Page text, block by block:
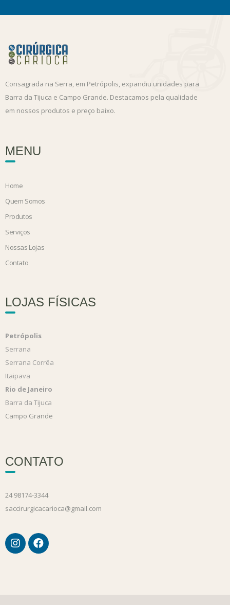
Consagrada na Serra, em Petrópolis, expandiu unidades para
Barra da Tijuca e Campo Grande. Destacamos pela qualidade
em nossos produtos e preço baixo.
MENU
Home
Quem Somos
Produtos
Serviços
Nossas Lojas
Contato
LOJAS FÍSICAS
Petrópolis
Serrana
Serrana Corrêa
Itaipava
Rio de Janeiro
Barra da Tijuca
Campo Grande
CONTATO
24 98174-3344
saccirurgicacarioca@gmail.com